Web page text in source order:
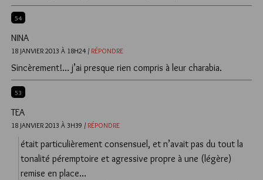
54
NINA
18 JANVIER 2013 À 18H24 / RÉPONDRE
Sincèrement!… j’ai presque rien compris à leur charabia.
53
TEA
18 JANVIER 2013 À 3H39 / RÉPONDRE
était particulièrement consensuel, et n’avait pas du tout la
tonalité péremptoire et agressive propre à une (légère)
remise en place…